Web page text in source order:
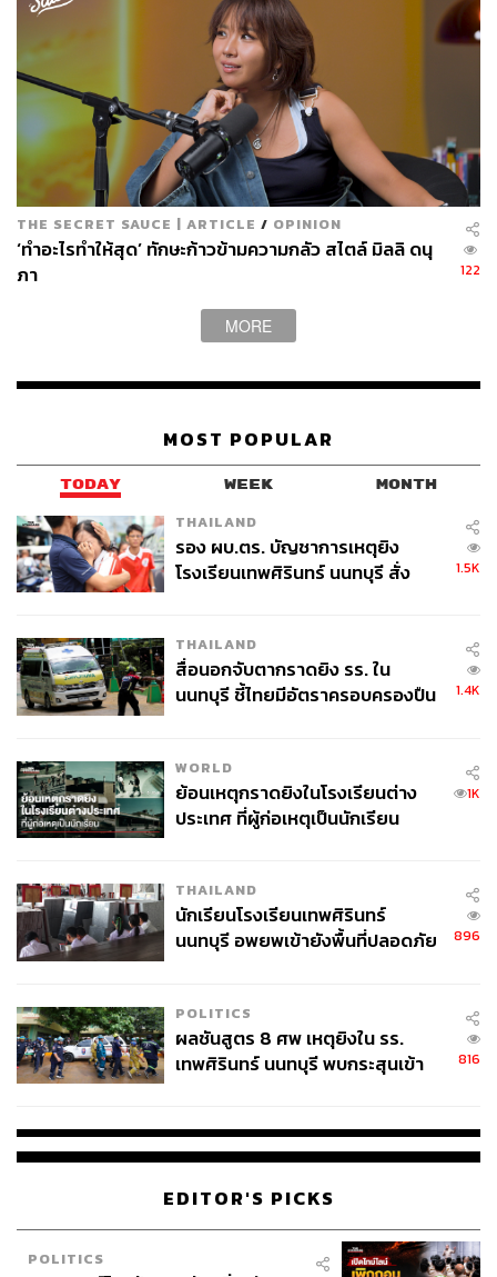
THE SECRET SAUCE | ARTICLE / OPINION
‘ทำอะไรทำให้สุด’ ทักษะก้าวข้ามความกลัว สไตล์ มิลลิ ดนุ
ภา
122
MORE
MOST POPULAR
TODAY WEEK MONTH
THAILAND
รอง ผบ.ตร. บัญชาการเหตุยิง
โรงเรียนเทพศิรินทร์ นนทบุรี สั่ง
1.5K
THAILAND
สื่อนอกจับตากราดยิง รร. ใน
นนทบุรี ชี้ไทยมีอัตราครอบครองปืน
1.4K
WORLD
ย้อนเหตุกราดยิงในโรงเรียนต่าง
ประเทศ ที่ผู้ก่อเหตุเป็นนักเรียน
1K
THAILAND
นักเรียนโรงเรียนเทพศิรินทร์
นนทบุรี อพยพเข้ายังพื้นที่ปลอดภัย
896
POLITICS
ผลชันสูตร 8 ศพ เหตุยิงใน รร.
เทพศิรินทร์ นนทบุรี พบกระสุนเข้า
816
EDITOR'S PICKS
POLITICS